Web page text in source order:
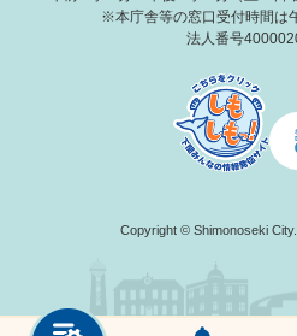
※本庁舎等の窓口受付時間は
法人番号
Copyright © Shimonoseki